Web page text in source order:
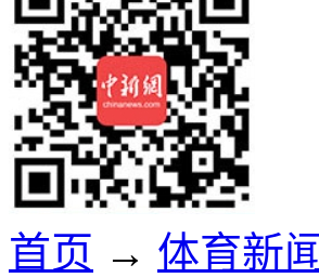
首页 → 体育新闻